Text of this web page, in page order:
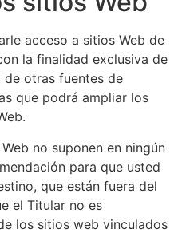
acceso a sitios Web de
la finalidad exclusiva de
otras fuentes de
que podrá ampliar los
no suponen en ningún
para que usted
que están fuera del
el Titular no es
los sitios web vinculados